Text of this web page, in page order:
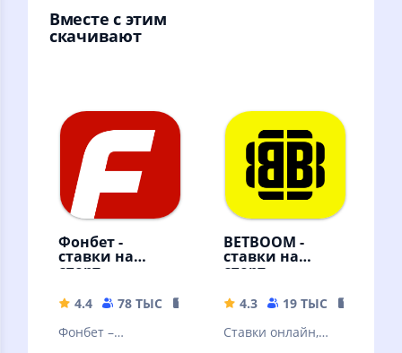
Вместе с этим
скачивают
Фонбет -
ставки на
спорт
4.4 78 ТЫС
105.3 MB
Фонбет –
BETBOOM -
ставки на
спорт
4.3 19 ТЫС
Ставки онлайн,